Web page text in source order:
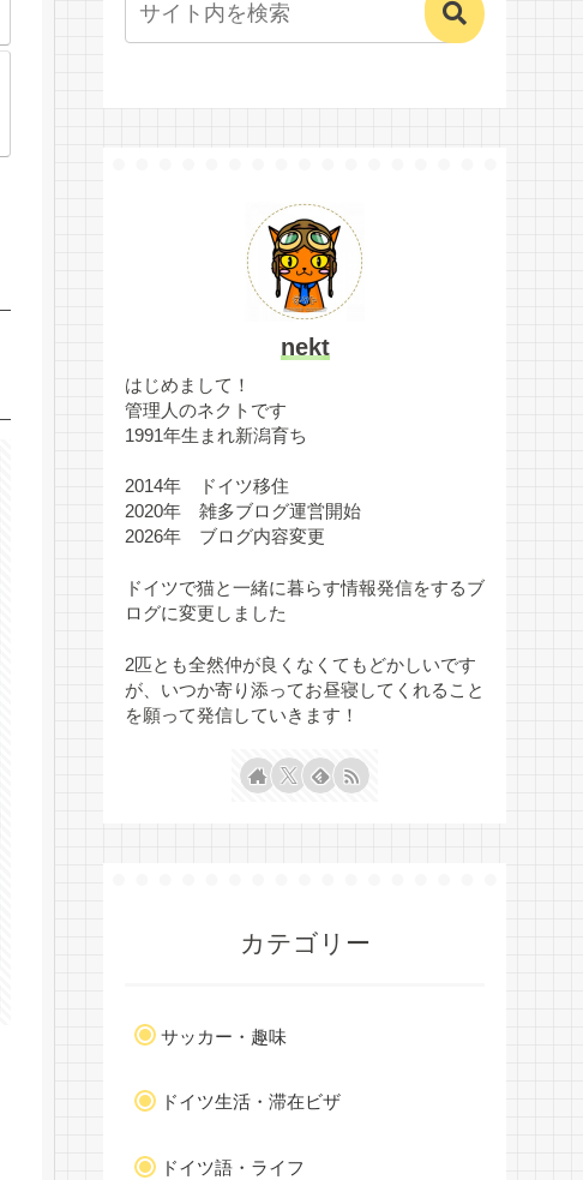
nekt
はじめまして！
管理人のネクトです
1991年生まれ新潟育ち
2014年 ドイツ移住
2020年 雑多ブログ運営開始
2026年 ブログ内容変更
ドイツで猫と一緒に暮らす情報発信をするブ
ログに変更しました
2匹とも全然仲が良くなくてもどかしいです
が、いつか寄り添ってお昼寝してくれること
を願って発信していきます！
カテゴリー
サッカー・趣味
ドイツ生活・滞在ビザ
ドイツ語・ライフ